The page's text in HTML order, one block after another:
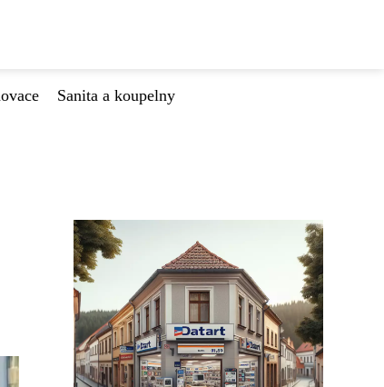
Sanita a koupelny